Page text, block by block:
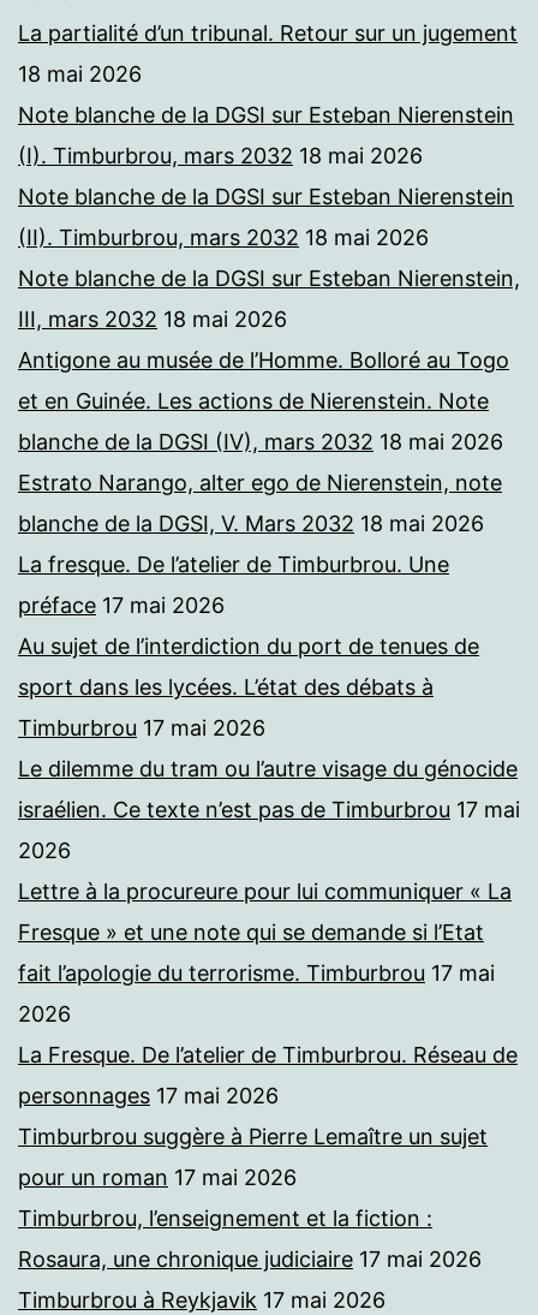
La partialité d’un tribunal. Retour sur un jugement
18 mai 2026
Note blanche de la DGSI sur Esteban Nierenstein
(I). Timburbrou, mars 2032 18 mai 2026
Note blanche de la DGSI sur Esteban Nierenstein
(II). Timburbrou, mars 2032 18 mai 2026
Note blanche de la DGSI sur Esteban Nierenstein,
III, mars 2032 18 mai 2026
Antigone au musée de l’Homme. Bolloré au Togo
et en Guinée. Les actions de Nierenstein. Note
blanche de la DGSI (IV), mars 2032 18 mai 2026
Estrato Narango, alter ego de Nierenstein, note
blanche de la DGSI, V. Mars 2032 18 mai 2026
La fresque. De l’atelier de Timburbrou. Une
préface 17 mai 2026
Au sujet de l’interdiction du port de tenues de
sport dans les lycées. L’état des débats à
Timburbrou 17 mai 2026
Le dilemme du tram ou l’autre visage du génocide
israélien. Ce texte n’est pas de Timburbrou 17 mai
2026
Lettre à la procureure pour lui communiquer « La
Fresque » et une note qui se demande si l’Etat
fait l’apologie du terrorisme. Timburbrou 17 mai
2026
La Fresque. De l’atelier de Timburbrou. Réseau de
personnages 17 mai 2026
Timburbrou suggère à Pierre Lemaître un sujet
pour un roman 17 mai 2026
Timburbrou, l’enseignement et la fiction :
Rosaura, une chronique judiciaire 17 mai 2026
Timburbrou à Reykjavik 17 mai 2026